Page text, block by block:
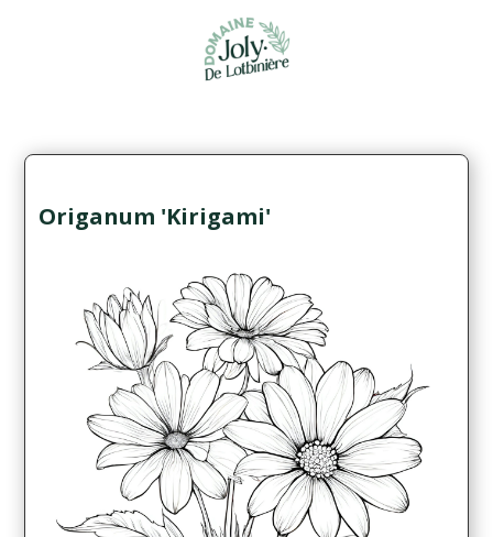
Origanum 'Kirigami'